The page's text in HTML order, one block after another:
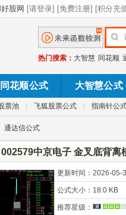
热门搜索： 大智慧 同花顺
同花顺公式 大智慧公式
票池 飞狐股票公式 指南针公
通达信公式
中京电子 金叉底背离
更新时间： 2026-05-
公式大小： 18.0 KB
推荐星级：